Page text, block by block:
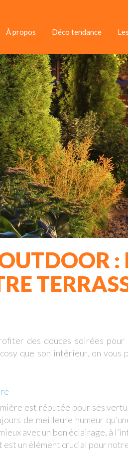
À propos Déco tendance
:
des douces soirées
que son intérieur, on
est réputée pour ses
de meilleure humeur
avec un bon éclairage, à
est un élément crucial pour